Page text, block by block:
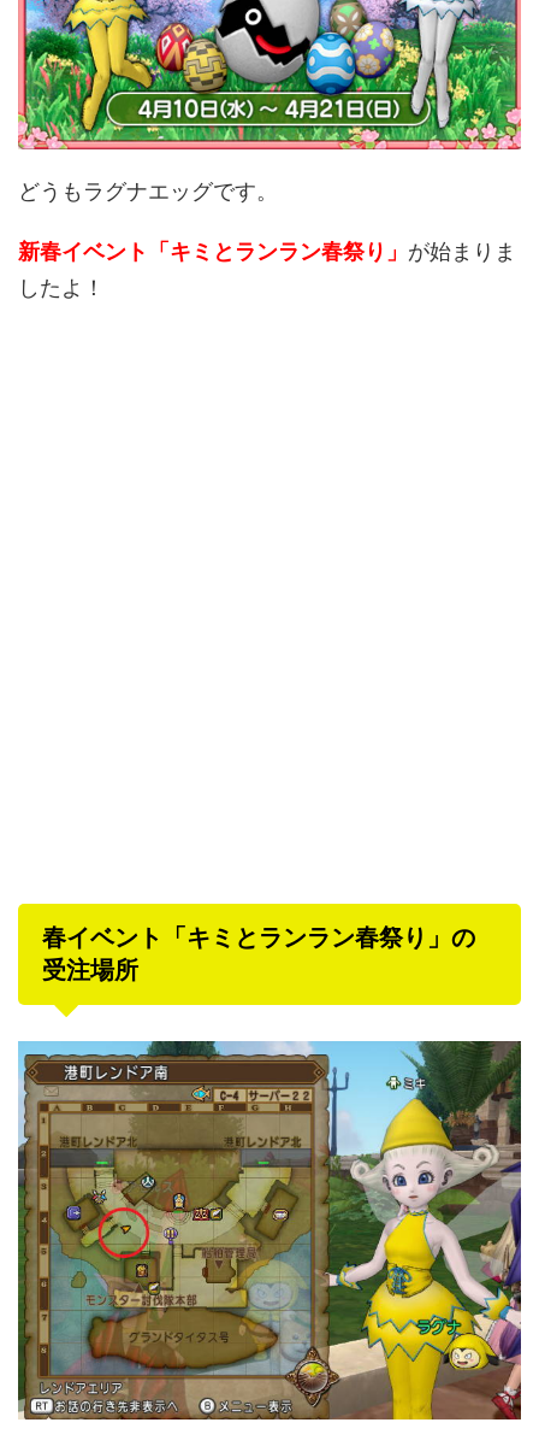
どうもラグナエッグです。
新春イベント「キミとランラン春祭り」 が始まりま
したよ！
春イベント「キミとランラン春祭り」の
受注場所